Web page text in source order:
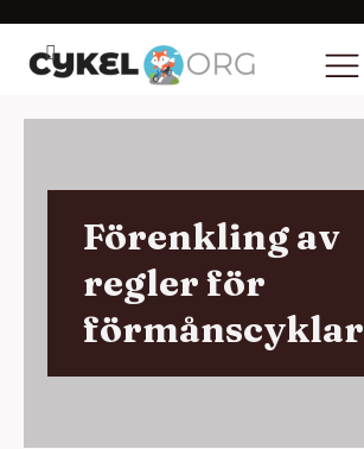
Förenkling av
regler för
förmånscyklar